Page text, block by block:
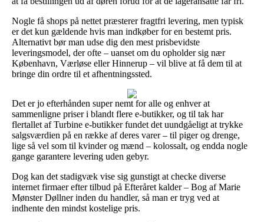
Nogle få shops på nettet præsterer fragtfri levering, men typisk
er det kun gældende hvis man indkøber for en bestemt pris.
Alternativt bør man udse dig den mest prisbevidste
leveringsmodel, der ofte – uanset om du opholder sig nær
København, Værløse eller Hinnerup – vil blive at få dem til at
bringe din ordre til et afhentningssted.
Det er jo efterhånden super nemt for alle og enhver at
sammenligne priser i blandt flere e-butikker, og til tak har
flertallet af Turbine e-butikker fundet det uundgåeligt at trykke
salgsværdien på en række af deres varer – til piger og drenge,
lige så vel som til kvinder og mænd – kolossalt, og endda nogle
gange garantere levering uden gebyr.
Dog kan det stadigvæk vise sig gunstigt at checke diverse
internet firmaer efter tilbud på Efteråret kalder – Bog af Marie
Mønster Døllner inden du handler, så man er tryg ved at
indhente den mindst kostelige pris.